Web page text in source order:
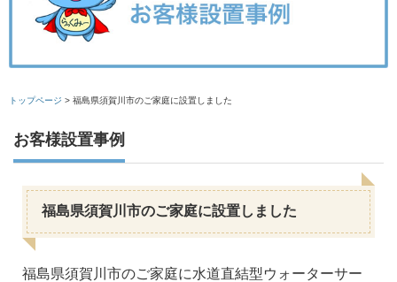
トップページ > 福島県須賀川市のご家庭に設置しました
お客様設置事例
福島県須賀川市のご家庭に設置しました
福島県須賀川市のご家庭に水道直結型ウォーターサー